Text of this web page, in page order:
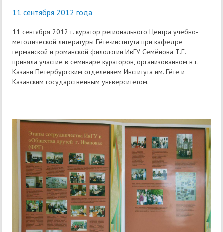
11 сентября 2012 года
11 сентября 2012 г. куратор регионального Центра учебно-
методической литературы Гёте-института при кафедре
германской и романской филологии ИвГУ Семёнова Т.Е.
приняла участие в семинаре кураторов, организованном в г.
Казани Петербургским отделением Института им. Гёте и
Казанским государственным университетом.